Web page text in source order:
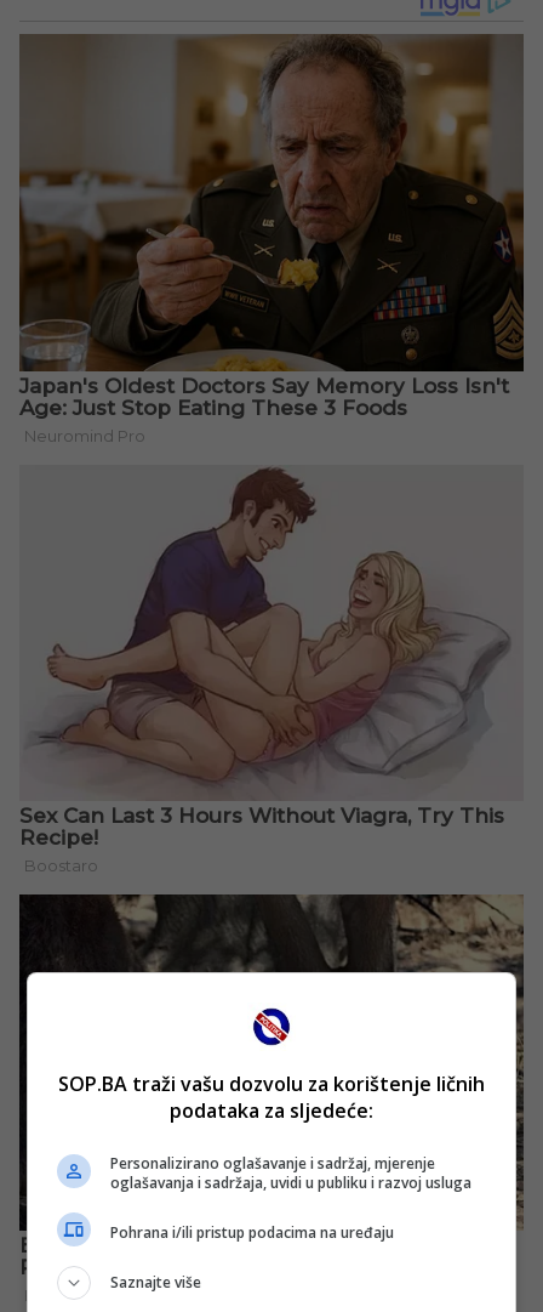
SOP.BA traži vašu dozvolu za korištenje ličnih
podataka za sljedeće:
Personalizirano oglašavanje i sadržaj, mjerenje
oglašavanja i sadržaja, uvidi u publiku i razvoj usluga
Pohrana i/ili pristup podacima na uređaju
Saznajte više